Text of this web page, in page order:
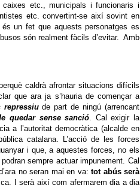
etc., municipals i funcionaris i
etc. convertint-se així sovint en
és un fet que aquests personatges es
són realment fàcils d’evitar. Amb
caldrà afrontar situacions difícils
que ara ja s’hauria de començar a
repressiude part de ningú (arrencant
quedar sense sanció. Cal exigir la
a l’autoritat democràtica (alcalde en
catalana. L’acció de les forces
i que, a aquestes forces, no els
sempre actuar impunement. Cal
no seran mai en va:tot abús serà
I serà així com afermarem dia a dia